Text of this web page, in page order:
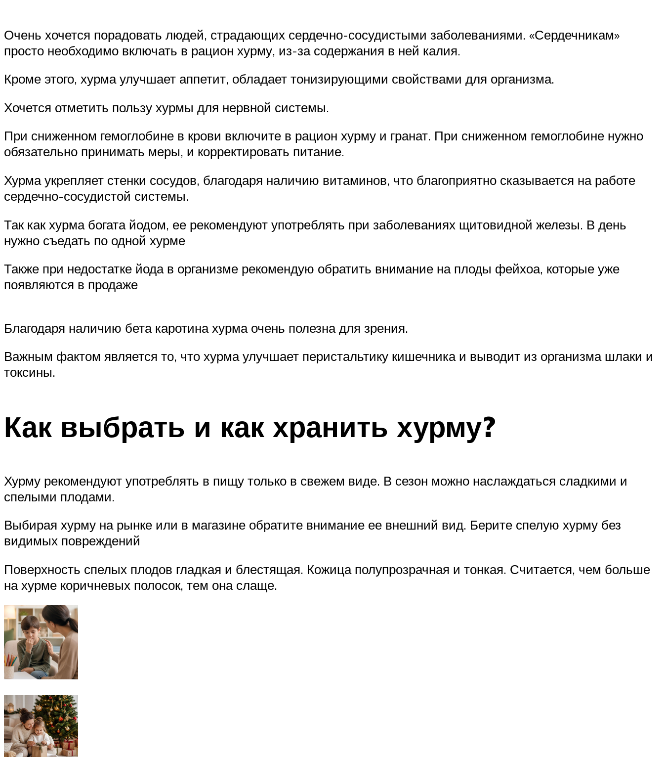
Очень хочется порадовать людей, страдающих сердечно-сосудистыми заболеваниями. «Сердечникам»
просто необходимо включать в рацион хурму, из-за содержания в ней калия.
Кроме этого, хурма улучшает аппетит, обладает тонизирующими свойствами для организма.
Хочется отметить пользу хурмы для нервной системы.
При сниженном гемоглобине в крови включите в рацион хурму и гранат. При сниженном гемоглобине нужно
обязательно принимать меры, и корректировать питание.
Хурма укрепляет стенки сосудов, благодаря наличию витаминов, что благоприятно сказывается на работе
сердечно-сосудистой системы.
Так как хурма богата йодом, ее рекомендуют употреблять при заболеваниях щитовидной железы. В день
нужно съедать по одной хурме
Также при недостатке йода в организме рекомендую обратить внимание на плоды фейхоа, которые уже
появляются в продаже
Благодаря наличию бета каротина хурма очень полезна для зрения.
Важным фактом является то, что хурма улучшает перистальтику кишечника и выводит из организма шлаки и
токсины.
Как выбрать и как хранить хурму?
Хурму рекомендуют употреблять в пищу только в свежем виде. В сезон можно наслаждаться сладкими и
спелыми плодами.
Выбирая хурму на рынке или в магазине обратите внимание ее внешний вид. Берите спелую хурму без
видимых повреждений
Поверхность спелых плодов гладкая и блестящая. Кожица полупрозрачная и тонкая. Считается, чем больше
на хурме коричневых полосок, тем она слаще.